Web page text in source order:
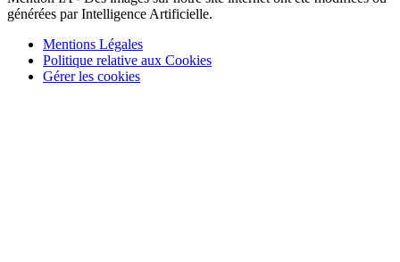
générées par Intelligence Artificielle.
Mentions Légales
Politique relative aux Cookies
Gérer les cookies